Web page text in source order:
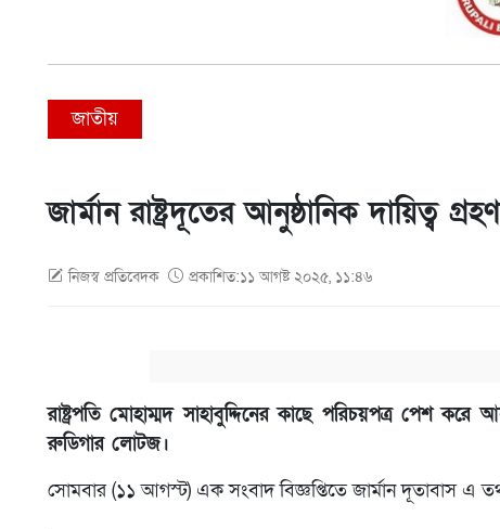
জাতীয়
জার্মান রাষ্ট্রদূতের আনুষ্ঠানিক দায়িত্ব গ্রহণ
নিজস্ব প্রতিবেদক প্রকাশিত:১১ আগষ্ট ২০২৫, ১১:৪৬
রাষ্ট্রপতি মোহাম্মদ সাহাবুদ্দিনের কাছে পরিচয়পত্র পেশ ক‌রে
রুডিগার লোটজ।
সোমবার (১১ আগস্ট) এক সংবাদ বিজ্ঞপ্তিতে জার্মান দূতাবাস এ